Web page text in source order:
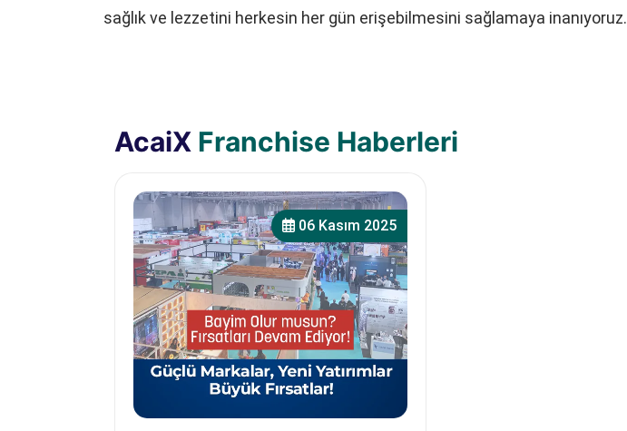
sağlık ve lezzetini herkesin her gün erişebilmesini sağlamaya inanıyoruz.
AcaiX Franchise Haberleri
06 Kasım 2025